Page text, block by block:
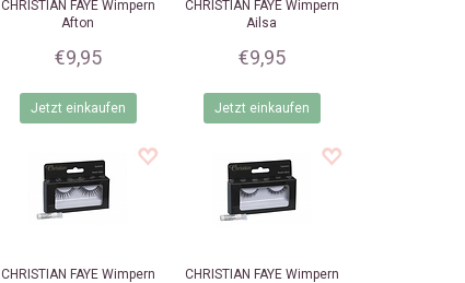
CHRISTIAN FAYEWimpern
Afton
€9,95
Jetzt einkaufen
CHRISTIAN FAYEWimpern
Ailsa
€9,95
Jetzt einkaufen
CHRISTIAN FAYEWimpern
CHRISTIAN FAYEWimpern